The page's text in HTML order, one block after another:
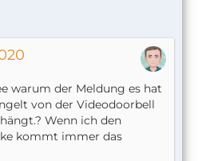
warum der Meldung es hat
von der Videodoorbell
Wenn ich den
kommt immer das